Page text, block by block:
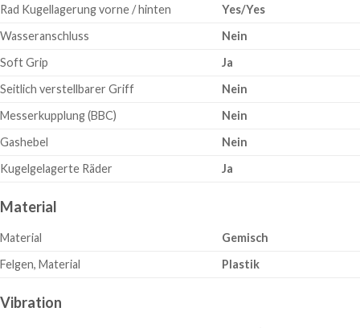
Rad Kugellagerung vorne / hinten
Yes/Yes
Wasseranschluss
Nein
Soft Grip
Ja
Seitlich verstellbarer Griff
Nein
Messerkupplung (BBC)
Nein
Gashebel
Nein
Kugelgelagerte Räder
Ja
Material
Material
Gemisch
Felgen, Material
Plastik
Vibration